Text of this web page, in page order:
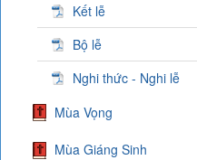
Kết lễ
Bộ lễ
Nghi thức - Nghi lễ
Mùa Vọng
Mùa Giáng Sinh